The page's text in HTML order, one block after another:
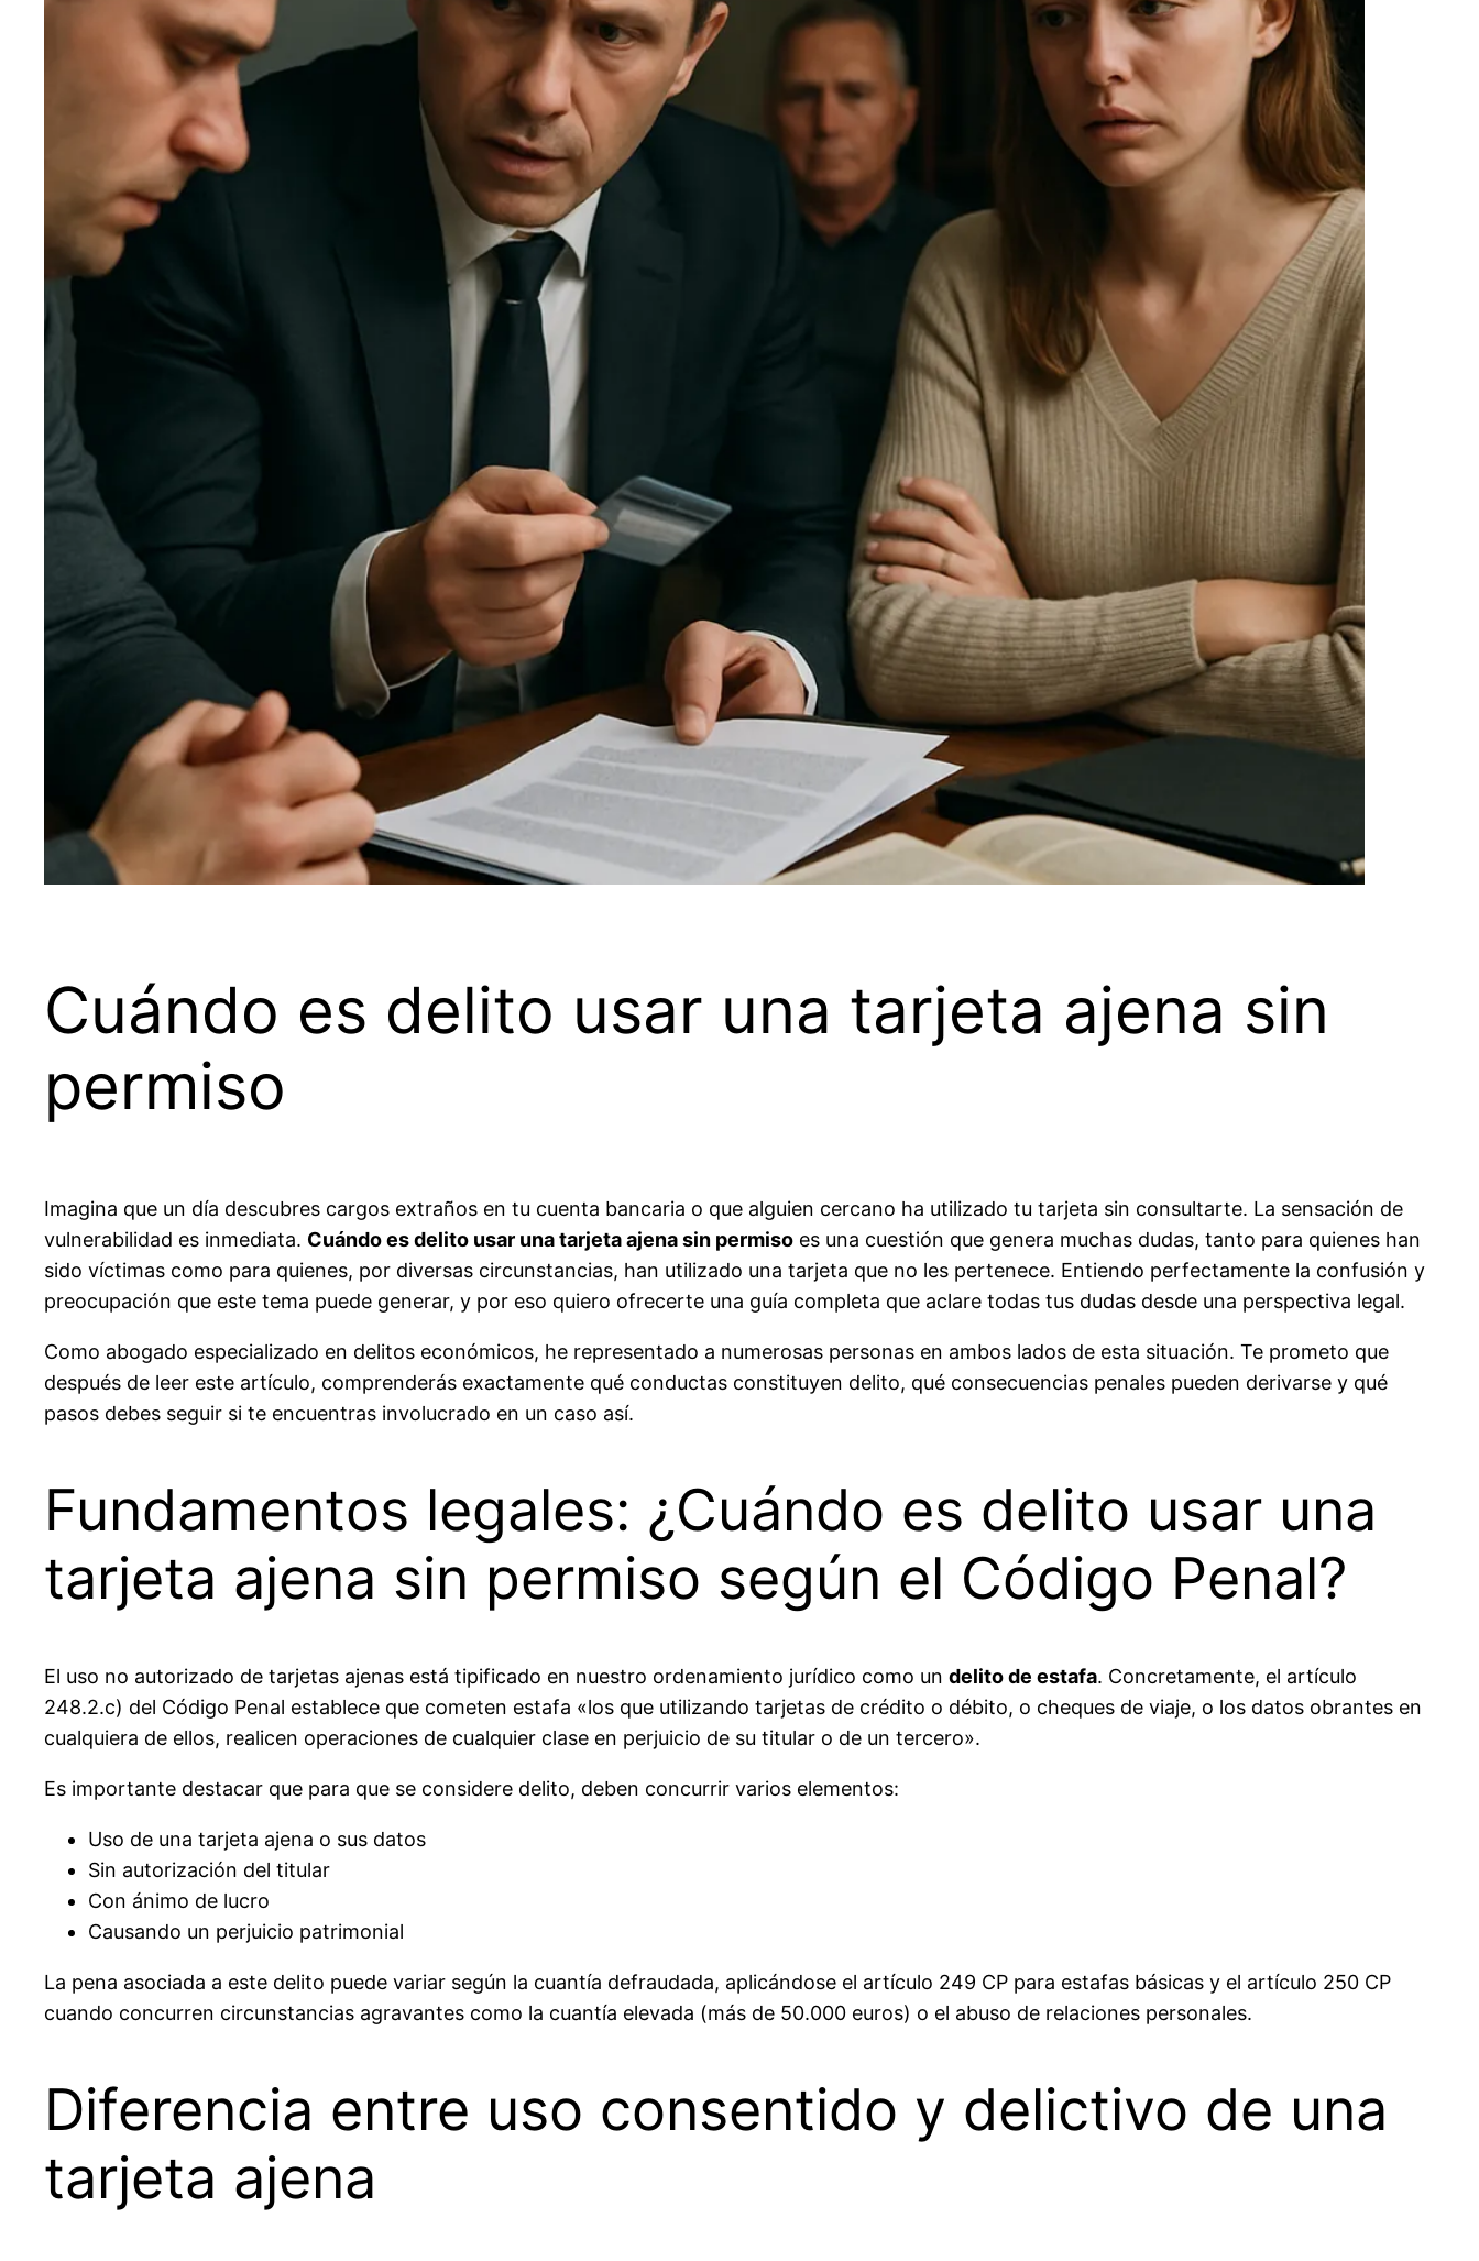
Cuándo es delito usar una tarjeta ajena sin
permiso
Imagina que un día descubres cargos extraños en tu cuenta bancaria o que alguien cercano ha utilizado tu tarjeta sin consultarte. La sensación de
vulnerabilidad es inmediata. Cuándo es delito usar una tarjeta ajena sin permiso es una cuestión que genera muchas dudas, tanto para quienes han
sido víctimas como para quienes, por diversas circunstancias, han utilizado una tarjeta que no les pertenece. Entiendo perfectamente la confusión y
preocupación que este tema puede generar, y por eso quiero ofrecerte una guía completa que aclare todas tus dudas desde una perspectiva legal.
Como abogado especializado en delitos económicos, he representado a numerosas personas en ambos lados de esta situación. Te prometo que
después de leer este artículo, comprenderás exactamente qué conductas constituyen delito, qué consecuencias penales pueden derivarse y qué
pasos debes seguir si te encuentras involucrado en un caso así.
Fundamentos legales: ¿Cuándo es delito usar una
tarjeta ajena sin permiso según el Código Penal?
El uso no autorizado de tarjetas ajenas está tipificado en nuestro ordenamiento jurídico como un delito de estafa. Concretamente, el artículo
248.2.c) del Código Penal establece que cometen estafa «los que utilizando tarjetas de crédito o débito, o cheques de viaje, o los datos obrantes en
cualquiera de ellos, realicen operaciones de cualquier clase en perjuicio de su titular o de un tercero».
Es importante destacar que para que se considere delito, deben concurrir varios elementos:
Uso de una tarjeta ajena o sus datos
Sin autorización del titular
Con ánimo de lucro
Causando un perjuicio patrimonial
La pena asociada a este delito puede variar según la cuantía defraudada, aplicándose el artículo 249 CP para estafas básicas y el artículo 250 CP
cuando concurren circunstancias agravantes como la cuantía elevada (más de 50.000 euros) o el abuso de relaciones personales.
Diferencia entre uso consentido y delictivo de una
tarjeta ajena